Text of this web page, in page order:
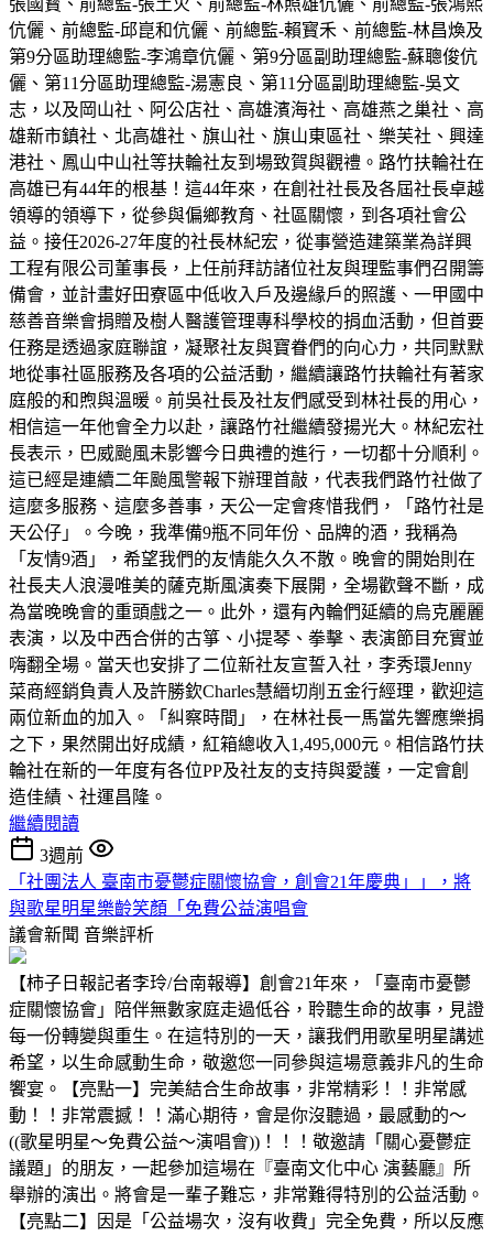
伉儷、前總監-邱崑和伉儷、前總監-賴寳禾、前總監-林昌煥及
第9分區助理總監-李鴻章伉儷、第9分區副助理總監-蘇聰俊伉
儷、第11分區助理總監-湯憲良、第11分區副助理總監-吳文
志，以及岡山社、阿公店社、高雄濱海社、高雄燕之巢社、高
雄新市鎮社、北高雄社、旗山社、旗山東區社、樂芙社、興達
港社、鳳山中山社等扶輪社友到場致賀與觀禮。路竹扶輪社在
高雄已有44年的根基！這44年來，在創社社長及各屆社長卓越
領導的領導下，從參與偏鄉教育、社區關懷，到各項社會公
益。接任2026-27年度的社長林紀宏，從事營造建築業為詳興
工程有限公司董事長，上任前拜訪諸位社友與理監事們召開籌
備會，並計畫好田寮區中低收入戶及邊緣戶的照護、一甲國中
慈善音樂會捐贈及樹人醫護管理專科學校的捐血活動，但首要
任務是透過家庭聯誼，凝聚社友與寶眷們的向心力，共同默默
地從事社區服務及各項的公益活動，繼續讓路竹扶輪社有著家
庭般的和煦與溫暖。前吳社長及社友們感受到林社長的用心，
相信這一年他會全力以赴，讓路竹社繼續發揚光大。林紀宏社
長表示，巴威颱風未影響今日典禮的進行，一切都十分順利。
這已經是連續二年颱風警報下辦理首敲，代表我們路竹社做了
這麼多服務、這麼多善事，天公一定會疼惜我們，「路竹社是
天公仔」。今晚，我準備9瓶不同年份、品牌的酒，我稱為
「友情9酒」，希望我們的友情能久久不散。晚會的開始則在
社長夫人浪漫唯美的薩克斯風演奏下展開，全場歡聲不斷，成
為當晚晚會的重頭戲之一。此外，還有內輪們延續的烏克麗麗
表演，以及中西合併的古箏、小提琴、拳擊、表演節目充實並
嗨翻全場。當天也安排了二位新社友宣誓入社，李秀環Jenny
菜商經銷負責人及許勝欽Charles慧縉切削五金行經理，歡迎這
兩位新血的加入。「糾察時間」，在林社長一馬當先響應樂捐
之下，果然開出好成績，紅箱總收入1,495,000元。相信路竹扶
輪社在新的一年度有各位PP及社友的支持與愛護，一定會創
造佳績、社運昌隆。
繼續閱讀
3週前
「社團法人 臺南市憂鬱症關懷協會，創會21年慶典」」，將
與歌星明星樂齡笑顏「免費公益演唱會
議會新聞 音樂評析
【柿子日報記者李玲/台南報導】創會21年來，「臺南市憂鬱
症關懷協會」陪伴無數家庭走過低谷，聆聽生命的故事，見證
每一份轉變與重生。在這特別的一天，讓我們用歌星明星講述
希望，以生命感動生命，敬邀您一同參與這場意義非凡的生命
饗宴。【亮點一】完美結合生命故事，非常精彩！！非常感
動！！非常震撼！！滿心期待，會是你沒聽過，最感動的～
((歌星明星～免費公益～演唱會))！！！敬邀請「關心憂鬱症
議題」的朋友，一起參加這場在『臺南文化中心 演藝廳』所
舉辦的演出。將會是一輩子難忘，非常難得特別的公益活動。
【亮點二】因是「公益場次，沒有收費」完全免費，所以反應